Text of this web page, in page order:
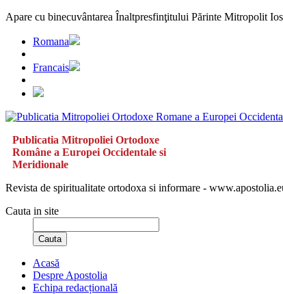
Apare cu binecuvântarea Înaltpresfinţitului Părinte Mitropolit
Romana
Francais
Publicatia Mitropoliei Ortodoxe
Române a Europei Occidentale si
Meridionale
Revista de spiritualitate ortodoxa si informare -
Cauta in site
Cauta
Acasă
Despre Apostolia
Echipa redacțională